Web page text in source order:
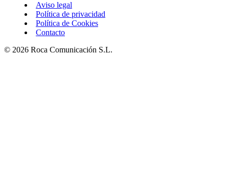
Aviso legal
Política de privacidad
Política de Cookies
Contacto
© 2026 Roca Comunicación S.L.